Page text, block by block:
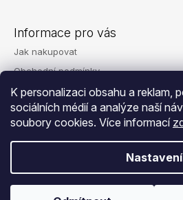
K personalizaci obsahu a reklam,
sociálních médií a analýze naší
soubory cookies. Více informací
Nastavení
Informace pro vás
Jak nakupovat
Obchodní podmínky
Podmínky ochrany osobních údajů
Reklamace
Kontakty
© 2026 Eshop - Divadelní noviny. Všechna